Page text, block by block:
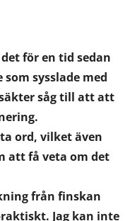
för en tid sedan
sysslade med
såg till att att
ord, vilket även
att få veta om det
från finskan
Jag kan inte